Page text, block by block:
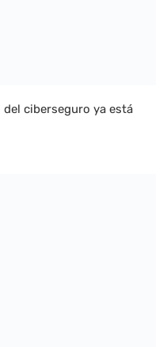
del ciberseguro ya está